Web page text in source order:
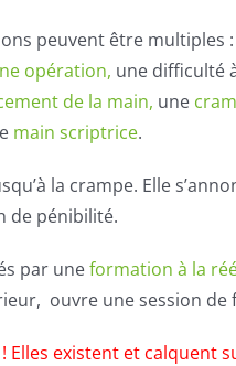
peuvent être
opération, une difficulté
de la main, une
main scriptrice.
la crampe. Elle
de pénibilité.
par uneformation à la
ouvre une session
existent et calquent